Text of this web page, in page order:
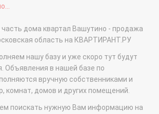
часть дома квартал Вашутино - продажа
область на КВАРТИРАНТ.РУ
нашу базу и уже скоро тут будут
Объявления в нашей базе по
вручную собственниками и
комнат, домов и других помещений.
поискать нужную Вам информацию на